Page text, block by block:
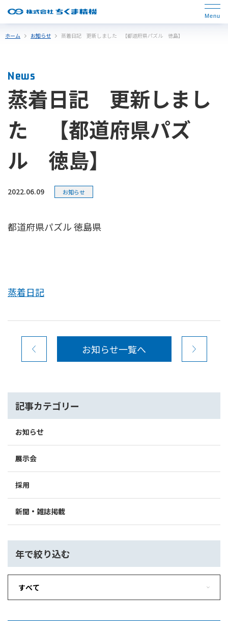
ホーム お知らせ 蒸着日記 更新しました 【都道府県パズル 徳島】
News
蒸着日記 更新しまし
た 【都道府県パズ
ル 徳島】
2022.06.09 お知らせ
都道府県パズル 徳島県
蒸着日記
お知らせ一覧へ
記事カテゴリー
お知らせ
展示会
採用
新聞・雑誌掲載
年で絞り込む